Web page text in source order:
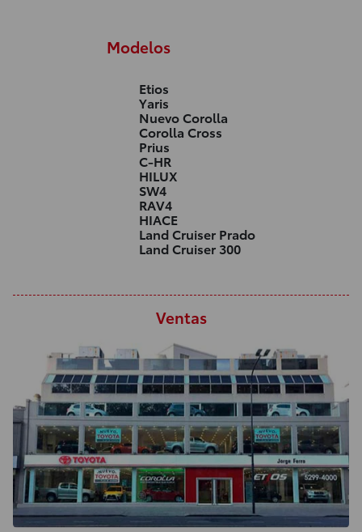
Modelos
Etios
Yaris
Nuevo Corolla
Corolla Cross
Prius
C-HR
HILUX
SW4
RAV4
HIACE
Land Cruiser Prado
Land Cruiser 300
Ventas